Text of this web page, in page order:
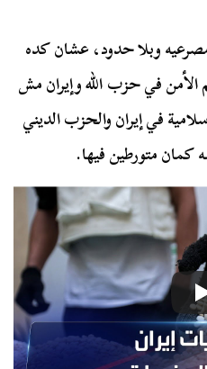
وبلا حدود، عشان كده
الأمن في حزب الله وإيران مش
في إيران والحزب الديني
كمان متورطين فيها.